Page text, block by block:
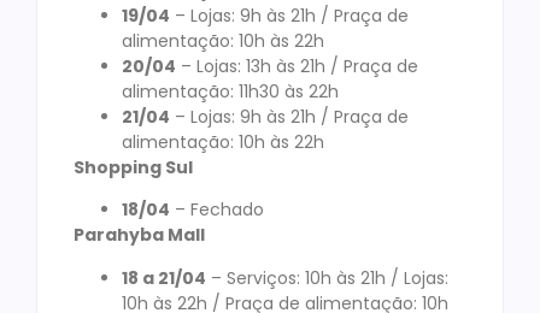
19/04 – Lojas: 9h às 21h / Praça de
alimentação: 10h às 22h
20/04 – Lojas: 13h às 21h / Praça de
alimentação: 11h30 às 22h
21/04 – Lojas: 9h às 21h / Praça de
alimentação: 10h às 22h
Shopping Sul
18/04 – Fechado
Parahyba Mall
18 a 21/04 – Serviços: 10h às 21h / Lojas:
10h às 22h / Praça de alimentação: 10h